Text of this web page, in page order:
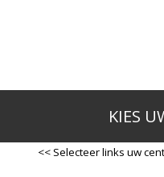
KIES
<< Selecteer links uw